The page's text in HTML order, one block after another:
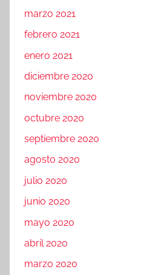
marzo 2021
febrero 2021
enero 2021
diciembre 2020
noviembre 2020
octubre 2020
septiembre 2020
agosto 2020
julio 2020
junio 2020
mayo 2020
abril 2020
marzo 2020